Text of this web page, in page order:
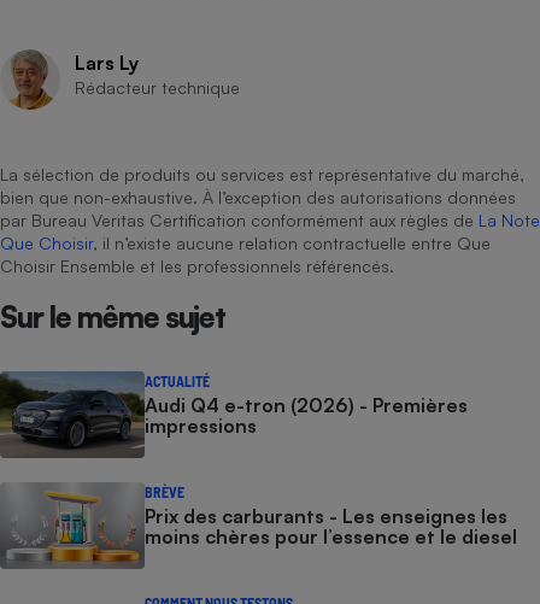
Lars Ly
Rédacteur technique
La sélection de produits ou services est représentative du marché,
bien que non-exhaustive. À l’exception des autorisations données
par Bureau Veritas Certification conformément aux règles de La Note
Que Choisir, il n’existe aucune relation contractuelle entre Que
Choisir Ensemble et les professionnels référencés.
Sur le même sujet
ACTUALITÉ
Audi Q4 e-tron (2026) - Premières
impressions
BRÈVE
Prix des carburants - Les enseignes les
moins chères pour l’essence et le diesel